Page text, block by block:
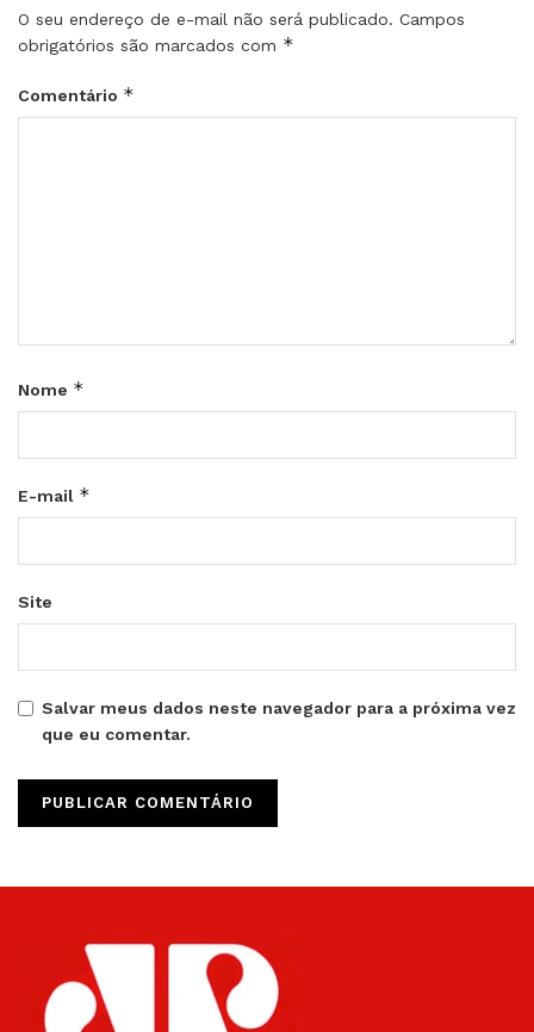
O seu endereço de e-mail não será publicado. Campos
obrigatórios são marcados com *
Comentário *
Nome *
E-mail *
Site
Salvar meus dados neste navegador para a próxima vez
que eu comentar.